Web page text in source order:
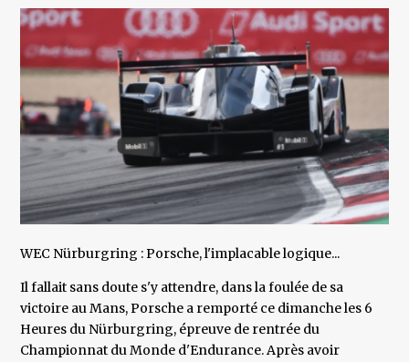
WEC Nürburgring : Porsche, l'implacable logique...
Il fallait sans doute s'y attendre, dans la foulée de sa
victoire au Mans, Porsche a remporté ce dimanche les 6
Heures du Nürburgring, épreuve de rentrée du
Championnat du Monde d'Endurance. Après avoir